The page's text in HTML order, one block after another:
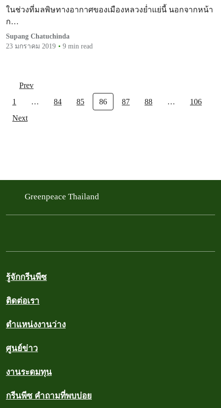
ในช่วงที่มลพิษทางอากาศของเมืองหลวงย่ำแย่นี้ นอกจากหน้า
ก…
Supang Chatuchinda
23 มกราคม 2019
9 min read
Prev
1
… 84 85 86 87 88 …
106
Next
Greenpeace Thailand
รู้จักกรีนพีซ
ติดต่อเรา
ตำแหน่งงานว่าง
ศูนย์ข่าว
งานระดมทุน
กรีนพีซ คำถามที่พบบ่อย